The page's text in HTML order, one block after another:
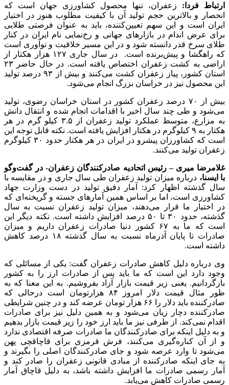
ارتباط فردا: زعفران، تنها محصول کشاورزی جهان است که
انحصار و بالاترین حجم تولید آن با کیفیت مطلوب هنوز در اختیار
ایران است و این سهم تعیین‌کننده، باید به عنوان فرصتی طلایی
برای عرض اندام در بازارهای جهانی و رخ‌نمایی نام ایران در کنار
طلای سرخ قدر دانسته شود و در این مسیر خلاقیت و نوآوری است
که راهگشا و پیش‌برنده است. در سال جاری ۱۲۷ هزار هکتار از
اراضی به کشت زعفران اختصاص یافته است. در حال حاضر ۲۳
استان کشور، پیاز زعفران کشت می‌کنند و بیش از ۹۳ درصد تولید
این محصول نیز در خراسان بزرگ انجام می‌شود.
بیش از ۷۰ درصد زعفران کشور در استان خراسان رضوی، تولید
می‌شود و طی چند سال اخیر با اقدامات انجام شده و انتقال دانش
به مزارع، متوسط عملکرد تولید زعفران از ۳.۵ کیلو گرم در هر
هکتار به ۹ کیلوگرم در هکتار افزایش یافته است. نکته قابل توجه این
است که کشاورزان پیشرو در ایران در هر هکتار حدود ۳۰ کیلوگرم
زعفران تولید می‌کنند.
غلامرضا میری – رئیس اتحادیه صادرکنندگان زعفران- در گفت‌وگو
با ایسنا، درباره میزان تولید زعفران طی سال جاری و در مقایسه با
سال گذشته اظهار کرد: آمار دقیق تولید در دست وزارت جهاد
کشاورزی است، اما بر اساس همین آمارهای جسته و گریخته‌ای که
در اختیار ما قرار می‌دهند، میزان تولید زعفران نسبت به سال
گذشته، حدود ۳۰ تا ۵۰ درصد افزایش داشته است. نکته دیگر این
است که ما به ۶۷ کشور دنیا صادرات زعفران داریم و میزان
صادرات تا پایان آذرماه نسبت به سال گذشته ۱۸ درصد کاهش
داشته است.
وی درباره دلیل کاهش صادرات زعفران گفت: یکی از مسائلی که
وجود دارد این است که ما باید پس از صادرات ارز را به کشور
بازگردانیم. یعنی زیر قیمت بازار آزاد بفروشیم. به این معنا که به
طور مثال قیمت دلار امروز ۸۴ هزارتومان است درحالی که
صادرکننده باید دلار را ۶۶ هزار تومان عرضه کند و در چنین شرایطی
صادرکننده دچار زیان می‌شود و به همین دلیل نیز برای صادرات
اقدام نمی‌کند. از طرفی نیز ما باید ارز خود را زیر قیمت بازار بدهیم
و به دلیل اینکه برای صادرکنندگان ما صادرات صرفه اقتصادی ندارد
و از آن کناره‌گیری می‌کنند، فرش قرمزی برای قاچاقچی پهن
می‌شود تا وارد عرصه شود و جای صادرکنندگان اصلی را بگیرند و
به جای اینکه صادرکننده از مبادی قانونی زعفران را صادر کند و
آمار رسمی صادرات ما افزایش داشته باشد، به دلیل قاچاق آمار
رسمی صادرات کاهش می‌یابد.